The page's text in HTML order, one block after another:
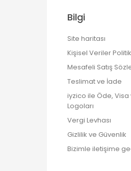
Bilgi
Site haritası
Kişisel Veriler
Mesafeli Satış
Teslimat ve İade
iyzico ile Öde,
Logoları
Vergi Levhası
Gizlilik ve Güvenlik
Bizimle iletişime